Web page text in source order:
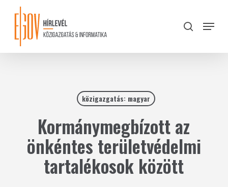
content
search
Menu
közigazgatás: magyar
Kormánymegbízott az
önkéntes területvédelmi
tartalékosok között
Close